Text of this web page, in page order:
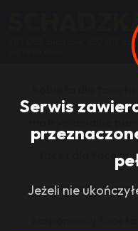
Serwis
Jeżeli nie
267 053 anonsów, 352 012
facet dla faceta
zasponsoruj panią